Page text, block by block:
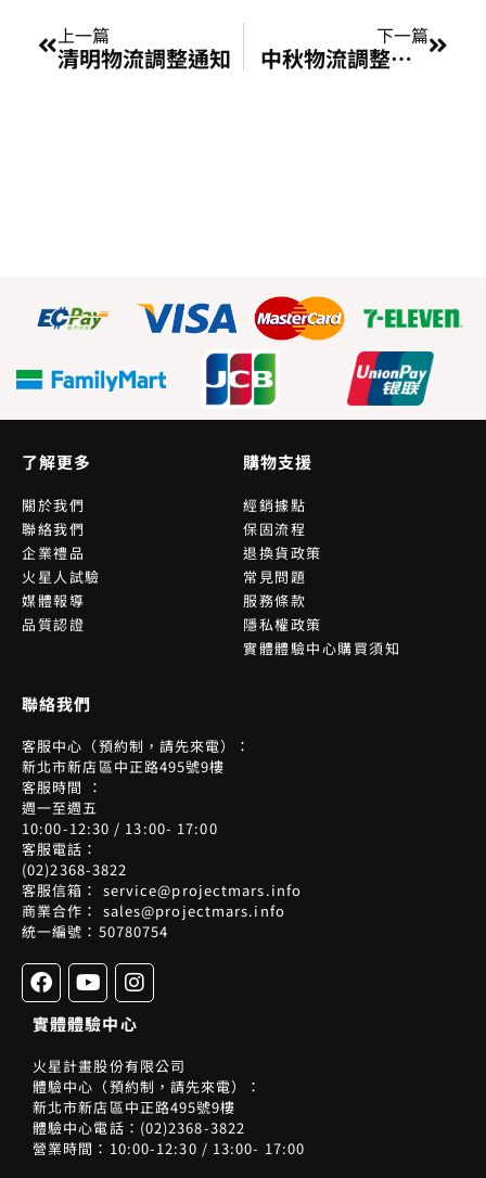
上一篇
清明物流調整通知
下一篇
中秋物流調整通知
了解更多
關於我們
聯絡我們
企業禮品
火星人試驗
媒體報導
品質認證
購物支援
經銷據點
保固流程
退換貨政策
常見問題
服務條款
隱私權政策
實體體驗中心購買須知
聯絡我們
客服中心（預約制，請先來電）：
新北市新店區中正路495號9樓
客服時間 ：
週一至週五
10:00-12:30 / 13:00- 17:00
客服電話：
(02)2368-3822
客服信箱： service@projectmars.info
商業合作： sales@projectmars.info
統一編號：50780754
F
a
c
e
b
o
o
k
Y
o
u
t
u
b
e
I
n
s
t
a
g
r
a
m
實體體驗中心
火星計畫股份有限公司
體驗中心（預約制，請先來電）：
新北市新店區中正路495號9樓
體驗中心電話：(02)2368-3822
營業時間：10:00-12:30 / 13:00- 17:00